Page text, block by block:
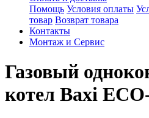
Помощь Условия оплаты
товар Возврат товара
Контакты
Монтаж и Сервис
Газовый
котел Baxi